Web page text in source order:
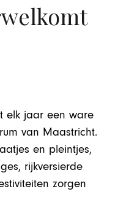
elk jaar een ware
van Maastricht.
en pleintjes,
rijkversierde
zorgen